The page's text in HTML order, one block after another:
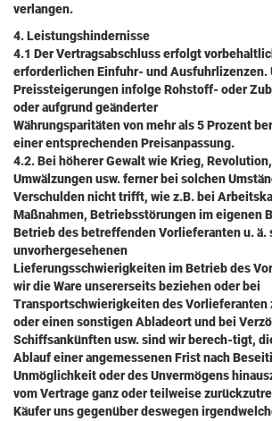
verlangen.
4. Leistungshindernisse
4.1 Der Vertragsabschluss erfolgt
erforderlichen Einfuhr- und Ausfuhrlizenzen.
Preissteigerungen infolge Rohstoff- oder
oder aufgrund geänderter
Währungsparitäten von mehr als 5 Prozent
einer entsprechenden Preisanpassung.
4.2. Bei höherer Gewalt wie Krieg,
Umwälzungen usw. ferner bei solchen
Verschulden nicht trifft, wie z.B. bei
Maßnahmen, Betriebsstörungen im eigenen
Betrieb des betreffenden Vorlieferanten u. ä.
unvorhergesehenen
Lieferungsschwierigkeiten im Betrieb des
wir die Ware unsererseits beziehen oder bei
Transportschwierigkeiten des Vorlieferanten
oder einen sonstigen Abladeort und bei
Schiffsankünften usw. sind wir berech-tigt,
Ablauf einer angemessenen Frist nach
Unmöglichkeit oder des Unvermögens
vom Vertrage ganz oder teilweise
Käufer uns gegenüber deswegen